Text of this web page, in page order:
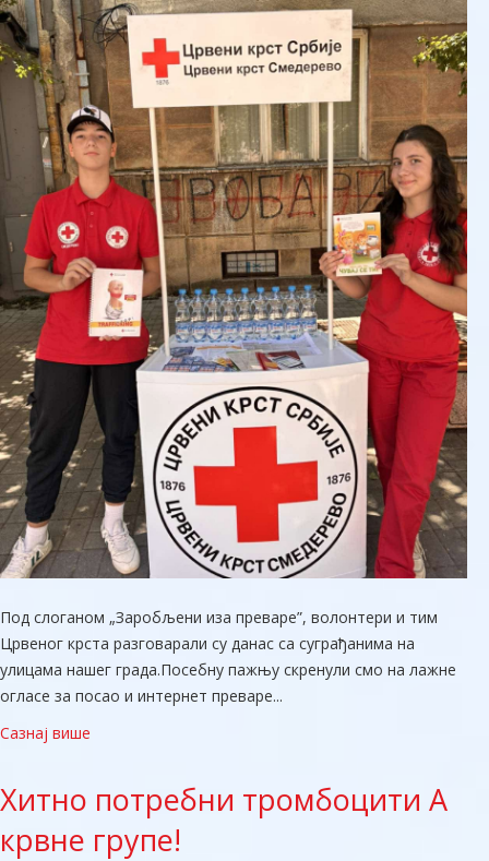
Под слоганом „Заробљени иза преваре”, волонтери и тим
Црвеног крста разговарали су данас са суграђанима на
улицама нашег града. ​Посебну пажњу скренули смо на лажне
огласе за посао и интернет преваре...
Сазнај више
Хитно потребни тромбоцити А
крвне групе!